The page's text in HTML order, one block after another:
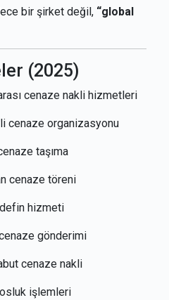
bir şirket değil, “global
(2025)
cenaze nakli hizmetleri
cenaze organizasyonu
taşıma
cenaze töreni
hizmeti
gönderimi
cenaze nakli
işlemleri